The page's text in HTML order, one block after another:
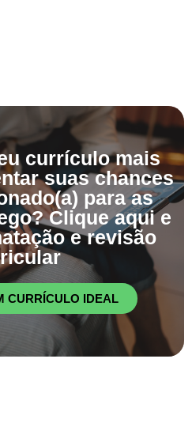
currículo mais
suas chances
para as
Clique aqui e
e revisão
CURRÍCULO IDEAL